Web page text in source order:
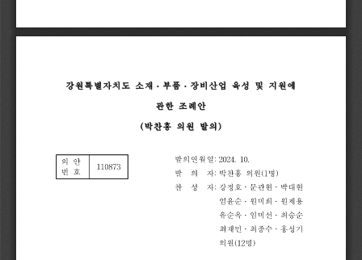
강원특별자치도 소재 ᆞ 부품 ᆞ 장비 산업 육성 및 지원에
관한 조례안
(박찬흥 의원 발의)
의
안
번
호
110873
발의연월일:
발
의 자:
찬
성 자:
2024.
10.
박찬흥
의원(1명)
강정호 ᆞ 문관현 ᆞ 박대현
엄윤순 ᆞ 원미 희 ᆞ 원 제용
유순옥 ᆞ 임미선 ᆞ 최승순
최재민 ᆞ 최종수 ᆞ 홍성 기
의원(12명)